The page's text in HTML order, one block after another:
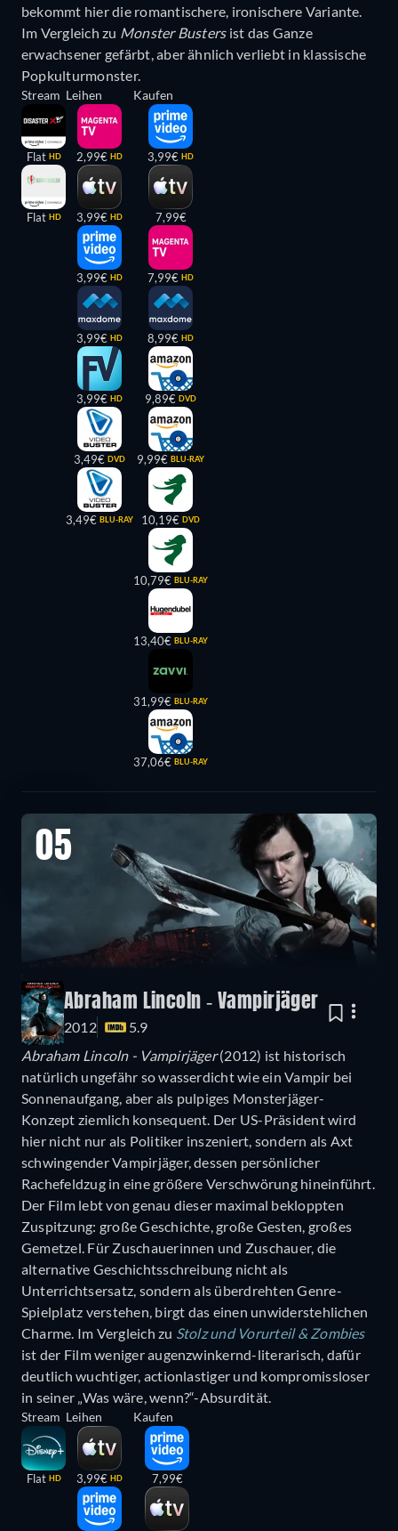
bekommt hier die romantischere, ironischere Variante.
Im Vergleich zu Monster Bustersist das Ganze
erwachsener gefärbt, aber ähnlich verliebt in klassische
Popkulturmonster.
Stream
Flat HD
Flat HD
Leihen
2,99€ HD
3,99€ HD
3,99€ HD
3,99€ HD
3,99€ HD
3,49€ DVD
3,49€ BLU-RAY
Kaufen
3,99€ HD
7,99€
7,99€ HD
8,99€ HD
9,89€ DVD
9,99€ BLU-RAY
10,19€ DVD
10,79€ BLU-RAY
13,40€ BLU-RAY
31,99€ BLU-RAY
37,06€ BLU-RAY
05
Abraham Lincoln - Vampirjäger
2012
5.9
Abraham Lincoln - Vampirjäger(2012) ist historisch
natürlich ungefähr so wasserdicht wie ein Vampir bei
Sonnenaufgang, aber als pulpiges Monsterjäger-
Konzept ziemlich konsequent. Der US-Präsident wird
hier nicht nur als Politiker inszeniert, sondern als Axt
schwingender Vampirjäger, dessen persönlicher
Rachefeldzug in eine größere Verschwörung hineinführt.
Der Film lebt von genau dieser maximal bekloppten
Zuspitzung: große Geschichte, große Gesten, großes
Gemetzel. Für Zuschauerinnen und Zuschauer, die
alternative Geschichtsschreibung nicht als
Unterrichtsersatz, sondern als überdrehten Genre-
Spielplatz verstehen, birgt das einen unwiderstehlichen
Charme. Im Vergleich zu Stolz und Vorurteil & Zombies
ist der Film weniger augenzwinkernd-literarisch, dafür
deutlich wuchtiger, actionlastiger und kompromissloser
in seiner „Was wäre, wenn?“-Absurdität.
Stream
Flat HD
Leihen
3,99€ HD
Kaufen
7,99€